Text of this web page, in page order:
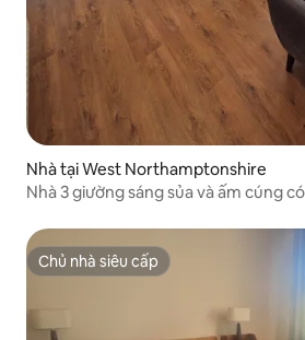
Nhà tại West Northamptonshire
Nhà 3 giường sáng sủa và ấm cúng
Chủ nhà siêu cấp
Chủ nhà siêu cấp